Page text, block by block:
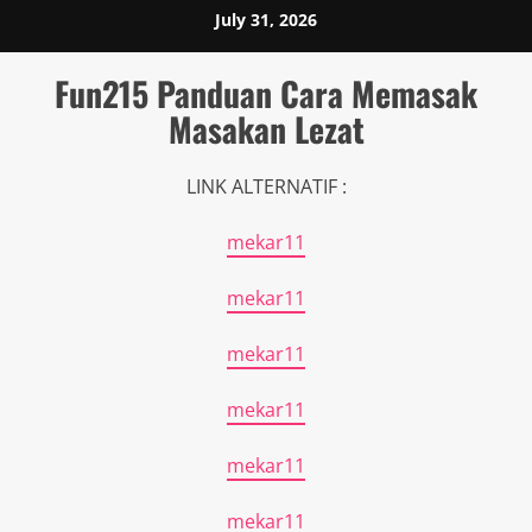
to
content
July 31, 2026
Fun215 Panduan Cara Memasak
Masakan Lezat
LINK ALTERNATIF :
mekar11
mekar11
mekar11
mekar11
mekar11
mekar11